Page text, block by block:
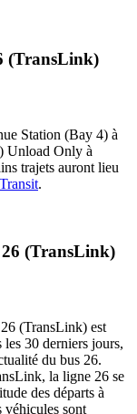
(TransLink)
Station (Bay 4) à
Unload Only à
trajets auront lieu
.
26 (TransLink)
26 (TransLink) est
30 derniers jours,
du bus 26.
la ligne 26 se
des départs à
véhicules sont